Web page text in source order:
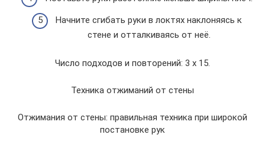
Начните сгибать руки в локтях наклоняясь к
стене и отталкиваясь от неё.
Число подходов и повторений: 3 x 15.
Техника отжиманий от стены
Отжимания от стены: правильная техника при широкой
постановке рук